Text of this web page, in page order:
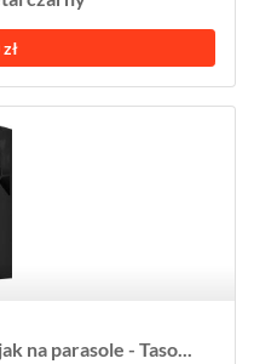
na parasole - Taso...